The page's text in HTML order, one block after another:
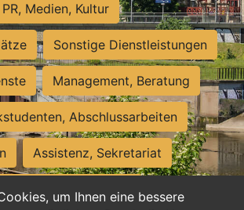
um Ihnen eine bessere
Medien, Kultur
Sonstige Dienstleistungen
Management, Beratung
Abschlussarbeiten
Assistenz, Sekretariat
und Nebenjobs